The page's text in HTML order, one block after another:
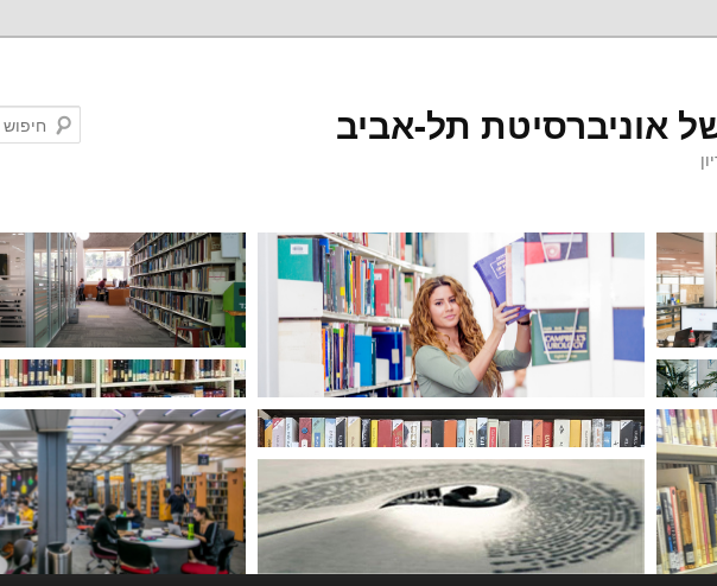
אוניברסיטת תל-אביב